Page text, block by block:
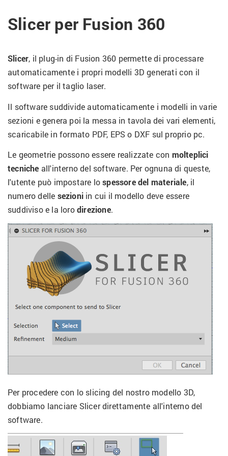
Slicer per Fusion 360
Slicer, il plug-in di Fusion 360 permette di processare
automaticamente i propri modelli 3D generati con il
software per il taglio laser.
Il software suddivide automaticamente i modelli in varie
sezioni e genera poi la messa in tavola dei vari elementi,
scaricabile in formato PDF, EPS o DXF sul proprio pc.
Le geometrie possono essere realizzate con molteplici
tecniche all'interno del software. Per ognuna di queste,
l'utente può impostare lospessore del materiale, il
numero delle sezioni in cui il modello deve essere
suddiviso e la lorodirezione.
Per procedere con lo slicing del nostro modello 3D,
dobbiamo lanciare Slicer direttamente all'interno del
software.